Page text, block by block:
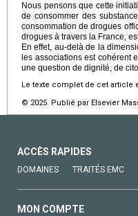
Nous pensons que cette
de consommer des
consommation de drogues
drogues à travers la France,
En effet, au-delà de la
les associations est cohérent
une question de dignité, de
Le texte complet de cet article
© 2025 Publié par Elsevier
ACCÈS RAPIDES
DOMAINES TRAITÉS EMC
MON COMPTE